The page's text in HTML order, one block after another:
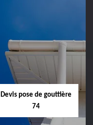
Devis pose de gouttière
74